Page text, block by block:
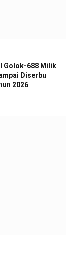
Golok-688 Milik
Diserbu
2026